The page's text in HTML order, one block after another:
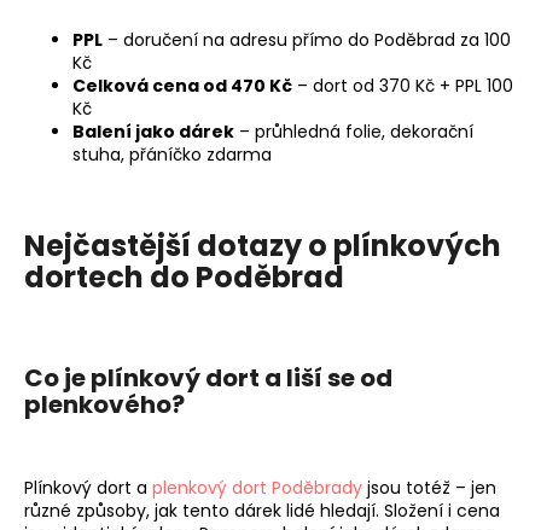
PPL – doručení na adresu přímo do Poděbrad za 100
Kč
Celková cena od 470 Kč – dort od 370 Kč + PPL 100
Kč
Balení jako dárek – průhledná folie, dekorační
stuha, přáníčko zdarma
Nejčastější dotazy o plínkových
dortech do Poděbrad
Co je plínkový dort a liší se od
plenkového?
Plínkový dort a plenkový dort Poděbrady jsou totéž – jen
různé způsoby, jak tento dárek lidé hledají. Složení i cena
PRO
PRINCEZNY
995